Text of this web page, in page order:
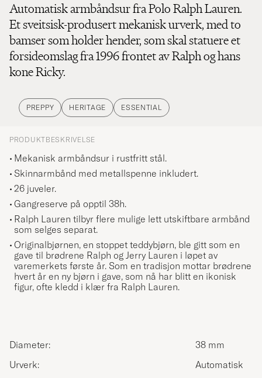
Automatisk armbåndsur fra Polo Ralph Lauren.
Et sveitsisk-produsert mekanisk urverk, med to
bamser som holder hender, som skal statuere et
forsideomslag fra 1996 frontet av Ralph og hans
kone Ricky.
PREPPY HERITAGE ESSENTIAL
PRODUKTBESKRIVELSE
Mekanisk armbåndsur i rustfritt stål.
Skinnarmbånd med metallspenne inkludert.
26 juveler.
Gangreserve på opptil 38h.
Ralph Lauren tilbyr flere mulige lett utskiftbare armbånd
som selges separat.
Originalbjørnen, en stoppet teddybjørn, ble gitt som en
gave til brødrene Ralph og Jerry Lauren i løpet av
varemerkets første år. Som en tradisjon mottar brødrene
hvert år en ny bjørn i gave, som nå har blitt en ikonisk
figur, ofte kledd i klær fra Ralph Lauren.
Diameter:
38 mm
Urverk:
Automatisk